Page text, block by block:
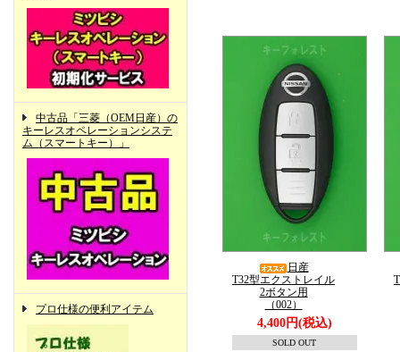
中古品「三菱（OEM日産）の
キーレスオペレーションシステ
ム（スマートキー）」
プロ仕様の便利アイテム
日産
T32型エクストレイル
2ボタン用
（002）
4,400円(税込)
SOLD OUT